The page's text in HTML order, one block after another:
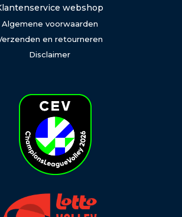
webshop
Algemene voorwaarden
en retourneren
Disclaimer